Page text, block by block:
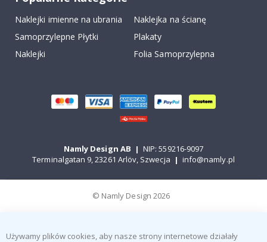
Naklejki imienne na ubrania
Naklejka na ścianę
Samoprzylepne Płytki
Plakaty
Naklejki
Folia Samoprzylepna
Namly Design AB | NIP: 559216-9097
Terminalgatan 9, 23261 Arlöv, Szwecja | info@namly.pl
© Namly Design 2026
Używamy plików cookies, aby nasze strony internetowe działały